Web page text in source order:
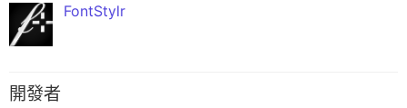
FontStylr
開發者